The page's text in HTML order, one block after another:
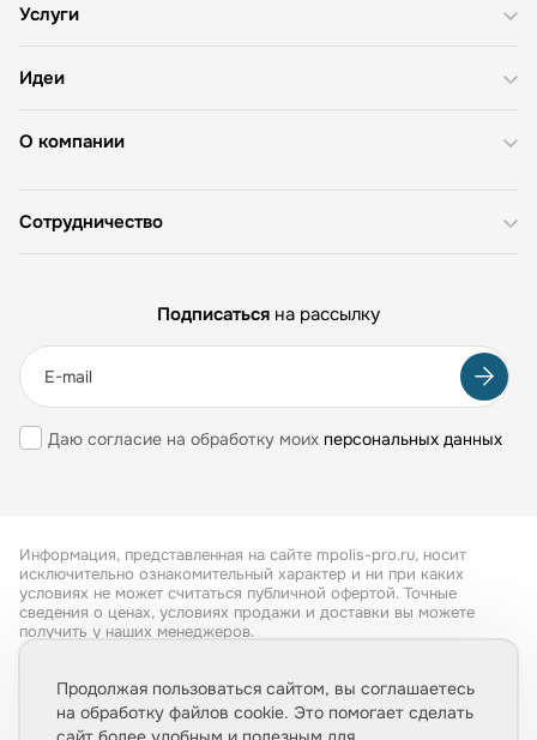
О компании
Услуги
Идеи
Сотрудничество
Подписаться на рассылку
Даю согласие на обработку моих персональных данных
Информация, представленная на сайте mpolis-pro.ru, носит
исключительно ознакомительный характер и ни при каких
условиях не может считаться публичной офертой. Точные
сведения о ценах, условиях продажи и доставки вы можете
получить у наших менеджеров.
Обработка персональных данных
Продолжая пользоваться сайтом, вы соглашаетесь
на обработку файлов cookie. Это помогает сделать